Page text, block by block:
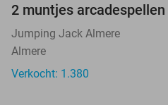
2 muntjes arcadespellen
Jumping Jack Almere
Almere
Verkocht: 1.380